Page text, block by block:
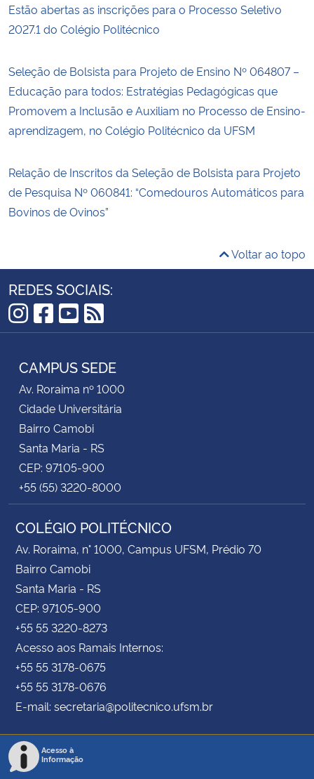
Estão abertas as inscrições para o Processo Seletivo
2027.1 do Colégio Politécnico
Seleção de Bolsista para Projeto de Ensino Nº 064807 –
Educação para todos: Estratégias Pedagógicas que
Promovem a Inclusão e Auxiliam no Processo de Ensino-
aprendizagem, no Colégio Politécnico da UFSM
Relação de Inscritos da Seleção de Bolsista para Projeto
de Pesquisa Nº 060841: “Comedouros Automáticos para
Bovinos de Ovinos”
Voltar ao topo
REDES SOCIAIS:
Instagram
Facebook
YouTube
RSS
CAMPUS SEDE
Av. Roraima nº 1000
Cidade Universitária
Bairro Camobi
Santa Maria - RS
CEP: 97105-900
+55 (55) 3220-8000
COLÉGIO POLITÉCNICO
Av. Roraima, n° 1000, Campus UFSM, Prédio 70
Bairro Camobi
Santa Maria - RS
CEP: 97105-900
+55 55 3220-8273
Acesso aos Ramais Internos:
+55 55 3178-0675
+55 55 3178-0676
E-mail: secretaria@politecnico.ufsm.br
Acesso à
Informação